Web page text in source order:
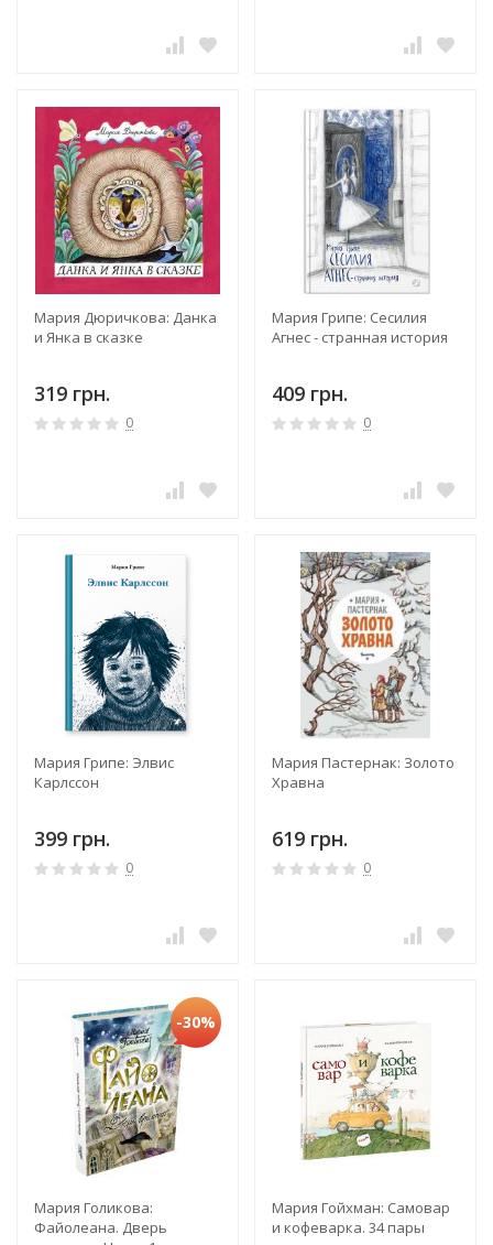
Мария Дюричкова: Данка
и Янка в сказке
319 грн.
0
Мария Грипе: Сесилия
Агнес - странная история
409 грн.
0
Мария Грипе: Элвис
Карлссон
399 грн.
0
Мария Пастернак: Золото
Хравна
619 грн.
0
-30%
Мария Голикова:
Файолеана. Дверь
Мария Гойхман: Самовар
и кофеварка. 34 пары